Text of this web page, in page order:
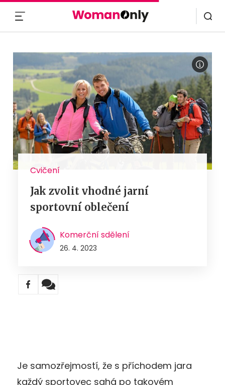
Cvičení
Jak zvolit vhodné jarní
sportovní oblečení
Komerční sdělení
26. 4. 2023
Je samozřejmostí, že s příchodem jara
každý sportovec sahá po takovém